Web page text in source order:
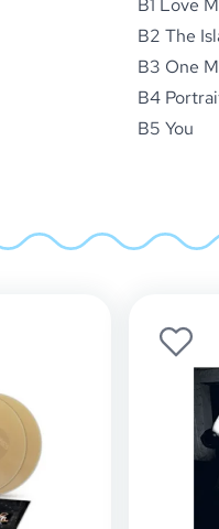
B1 Love
B2 The
B3 One
B4
B5 You